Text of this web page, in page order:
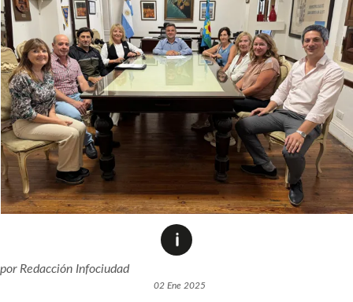
porRedacción Infociudad
02 Ene 2025